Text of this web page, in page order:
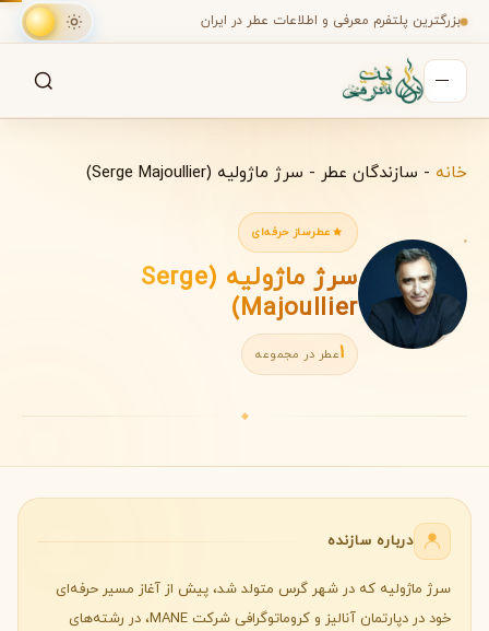
بزرگترین پلتفرم معرفی و اطلاعات عطر در ایران
جستجو در میان هزاران عطرخانه - سازندگان عطر - سرژ ماژولیه (Serge Majoullier)
عطرساز حرفه‌ای
سرژ ماژولیه (Serge
Majoullier)
1عطر در مجموعه
◆
درباره سازنده
سرژ ماژولیه که در شهر گرس متولد شد، پیش از آغاز مسیر حرفه‌ای
خود در دپارتمان آنالیز و کروماتوگرافی شرکت MANE، در رشته‌های